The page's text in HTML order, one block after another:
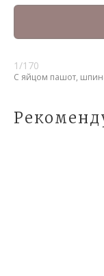
1/170
С яйцом пашот,